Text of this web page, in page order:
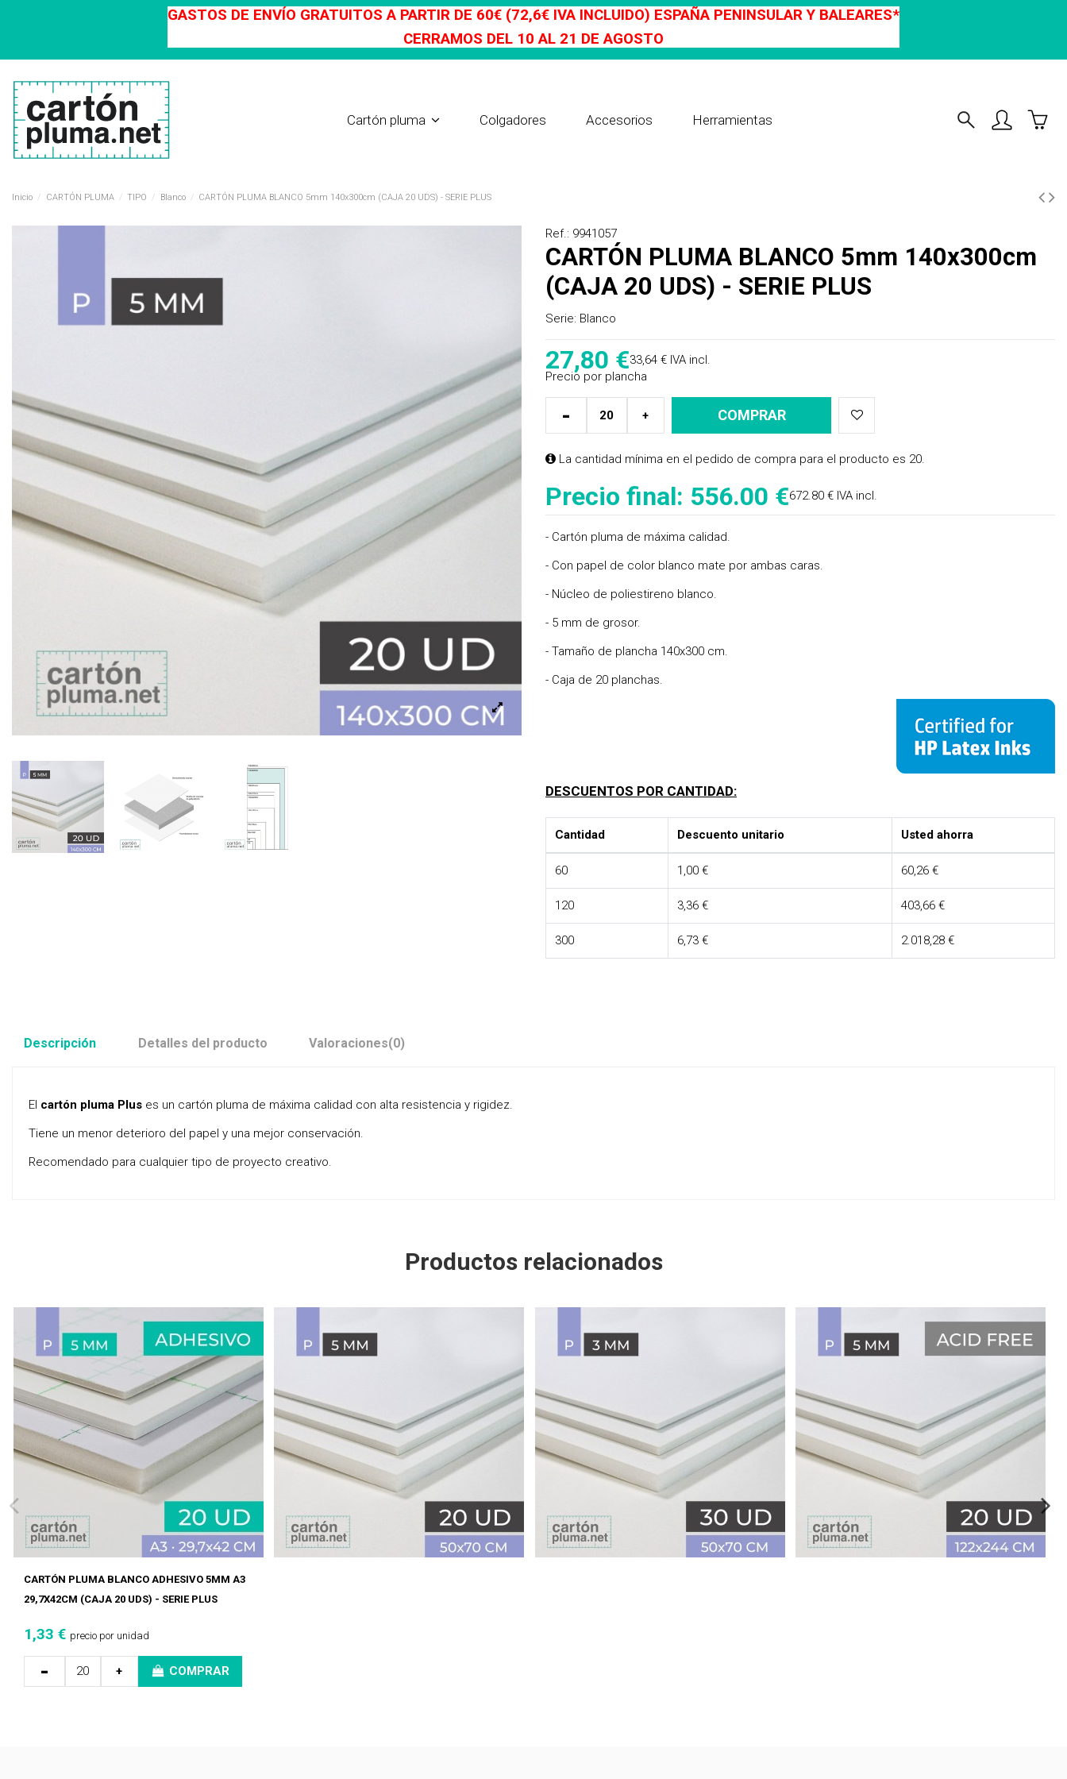
GASTOS DE ENVÍO GRATUITOS A PARTIR DE 60€ (72,6€ IVA INCLUIDO) ESPAÑA PENINSULAR Y BALEARES*
CERRAMOS DEL 10 AL 21 DE AGOSTO
Cartón pluma Colgadores Accesorios Herramientas
Inicio CARTÓN PLUMA TIPO Blanco CARTÓN PLUMA BLANCO 5mm 140x300cm (CAJA 20 UDS) - SERIE PLUS
Ref.: 9941057
CARTÓN PLUMA BLANCO 5mm 140x300cm
(CAJA 20 UDS) - SERIE PLUS
Serie: Blanco
27,80 €33,64 € IVA incl.
Precio por plancha
+
- COMPRAR
La cantidad mínima en el pedido de compra para el producto es 20.
Precio final: 556.00 €672.80 € IVA incl.
- Cartón pluma de máxima calidad.
- Con papel de color blanco mate por ambas caras.
- Núcleo de poliestireno blanco.
- 5 mm de grosor.
- Tamaño de plancha 140x300 cm.
- Caja de 20 planchas.
DESCUENTOS POR CANTIDAD:
Cantidad Descuento unitario Usted ahorra
60 1,00 € 60,26 €
120 3,36 € 403,66 €
300 6,73 € 2.018,28 €
Descripción Detalles del producto Valoraciones(0)
El cartón pluma Plus es un cartón pluma de máxima calidad con alta resistencia y rigidez.
Tiene un menor deterioro del papel y una mejor conservación.
Recomendado para cualquier tipo de proyecto creativo.
Productos relacionados
CARTÓN PLUMA BLANCO ADHESIVO 5MM A3
29,7X42CM (CAJA 20 UDS) - SERIE PLUS
1,33 € precio por unidad
+
- COMPRAR